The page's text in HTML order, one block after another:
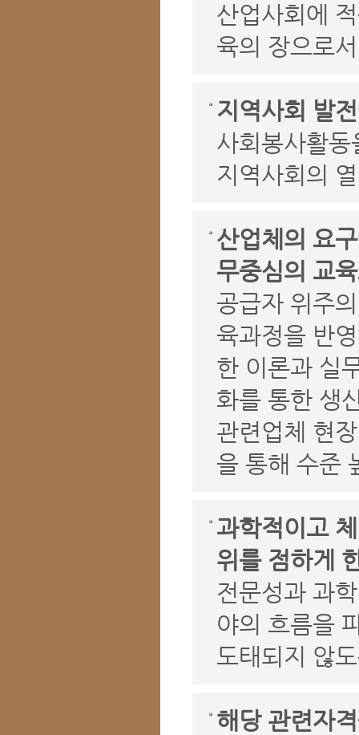
산업사회에
육의 장으로
지역사회 발
사회봉사활
지역사회의
산업체의 요
무중심의 교
공급자 위주
육과정을 반
한 이론과 실
화를 통한 생
관련업체 현
을 통해 수준
과학적이고
위를 점하게
전문성과 과
야의 흐름을
도태되지 않
해당 관련자